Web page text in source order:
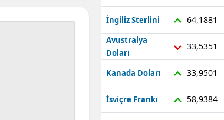
İngiliz Sterlini 64,1881
Avustralya
Doları
33,5351
Kanada Doları 33,9501
İsviçre Frankı 58,9384